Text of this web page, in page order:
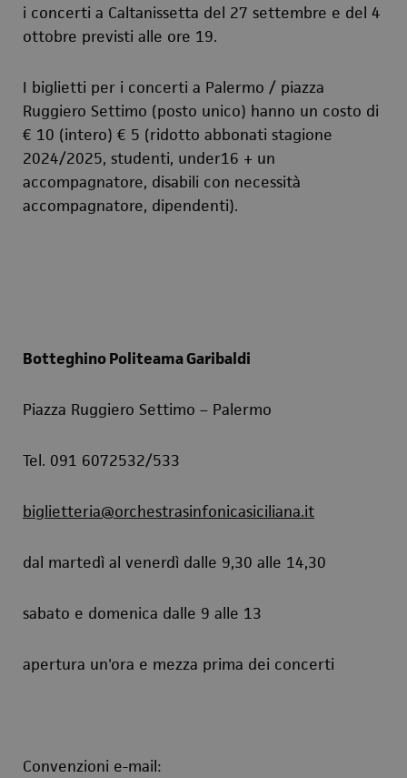
i concerti a Caltanissetta del 27 settembre e del 4
ottobre previsti alle ore 19.
I biglietti per i concerti a Palermo / piazza
Ruggiero Settimo (posto unico) hanno un costo di
€ 10 (intero) € 5 (ridotto abbonati stagione
2024/2025, studenti, under16 + un
accompagnatore, disabili con necessità
accompagnatore, dipendenti).
Botteghino Politeama Garibaldi
Piazza Ruggiero Settimo – Palermo
Tel. 091 6072532/533
biglietteria@orchestrasinfonicasiciliana.it
dal martedì al venerdì dalle 9,30 alle 14,30
sabato e domenica dalle 9 alle 13
apertura un'ora e mezza prima dei concerti
Convenzioni e-mail: